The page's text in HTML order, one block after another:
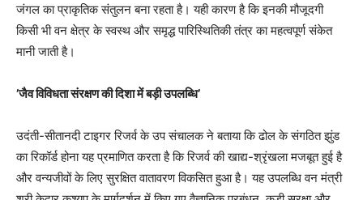
जंगल का प्राकृतिक संतुलन बना रहता है। यही कारण है कि इनकी मौजूदगी
किसी भी वन क्षेत्र के स्वस्थ और समृद्ध पारिस्थितिकी तंत्र का महत्वपूर्ण संकेत
मानी जाती है।
’जैव विविधता संरक्षण की दिशा में बड़ी उपलब्धि’
उदंती-सीतानदी टाइगर रिजर्व के उप संचालक ने बताया कि ढोल के संगठित झुंड
का रिकॉर्ड होना यह प्रमाणित करता है कि रिजर्व की खाद्य-श्रृंखला मजबूत हुई है
और वन्यजीवों के लिए सुरक्षित वातावरण विकसित हुआ है। यह उपलब्धि वन मंत्री